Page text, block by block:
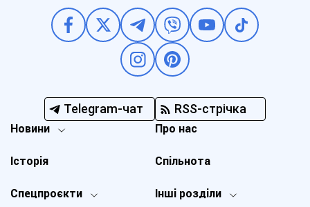
Telegram-чат RSS-стрічка
Новини
Спецпроєкти Інші розділи
Історія
Про нас
Спільнота